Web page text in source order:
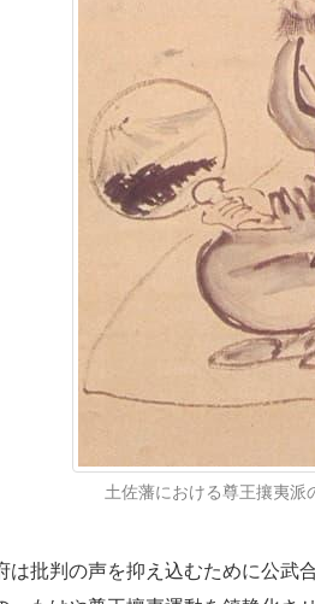
土佐藩における尊王攘夷派
批判の声を抑え込むために公武